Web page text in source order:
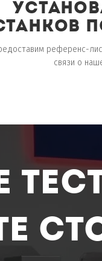
референс-
связи о